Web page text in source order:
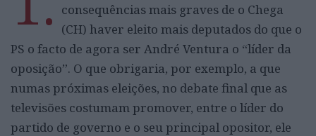
consequências mais graves de o Chega
(CH) haver eleito mais deputados do que o
PS o facto de agora ser André Ventura o “líder da
oposição”. O que obrigaria, por exemplo, a que
numas próximas eleições, no debate final que as
televisões costumam promover, entre o líder do
partido de governo e o seu principal opositor, ele